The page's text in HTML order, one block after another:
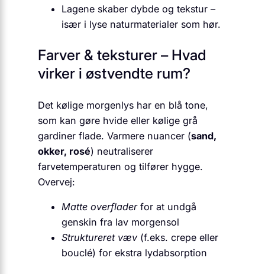
Lagene skaber dybde og tekstur –
især i lyse naturmaterialer som hør.
Farver & teksturer – Hvad
virker i østvendte rum?
Det kølige morgenlys har en blå tone,
som kan gøre hvide eller kølige grå
gardiner flade. Varmere nuancer (sand,
okker, rosé) neutraliserer
farvetemperaturen og tilfører hygge.
Overvej:
Matte overfladerfor at undgå
genskin fra lav morgensol
Struktureret væv(f.eks. crepe eller
bouclé) for ekstra lydabsorption